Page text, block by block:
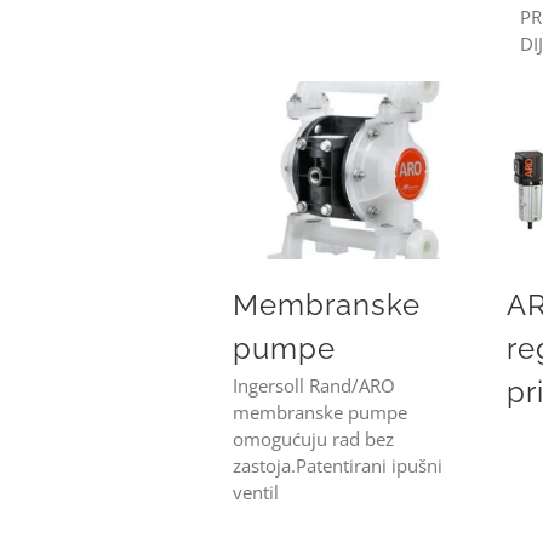
Membranske
pumpe
Ingersoll Rand/ARO
membranske pumpe
omogućuju rad bez
zastoja.Patentirani ipušni
ventil